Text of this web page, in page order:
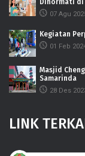
07 Agu
Kegiatan
01 Feb
Masjid
Samarinda
28 Des
LINK